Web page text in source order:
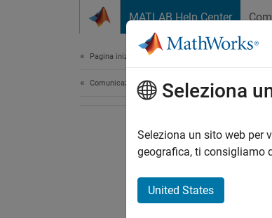
MATLAB Help Center
Pagina iniziale della documentazione
Comunicazioni wirelessSeleziona
Seleziona un sito web per
geografica, ti consigliamo
United States